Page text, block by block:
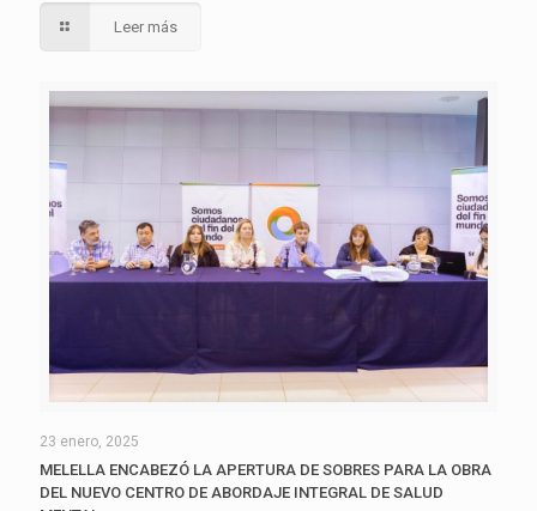
Leer más
23 enero, 2025
MELELLA ENCABEZÓ LA APERTURA DE SOBRES PARA LA OBRA
DEL NUEVO CENTRO DE ABORDAJE INTEGRAL DE SALUD